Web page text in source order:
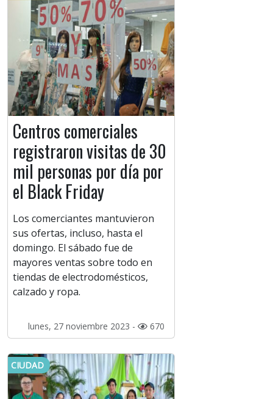
Centros comerciales
registraron visitas de 30
mil personas por día por
el Black Friday
Los comerciantes mantuvieron
sus ofertas, incluso, hasta el
domingo. El sábado fue de
mayores ventas sobre todo en
tiendas de electrodomésticos,
calzado y ropa.
lunes, 27 noviembre 2023 - 670
CIUDAD